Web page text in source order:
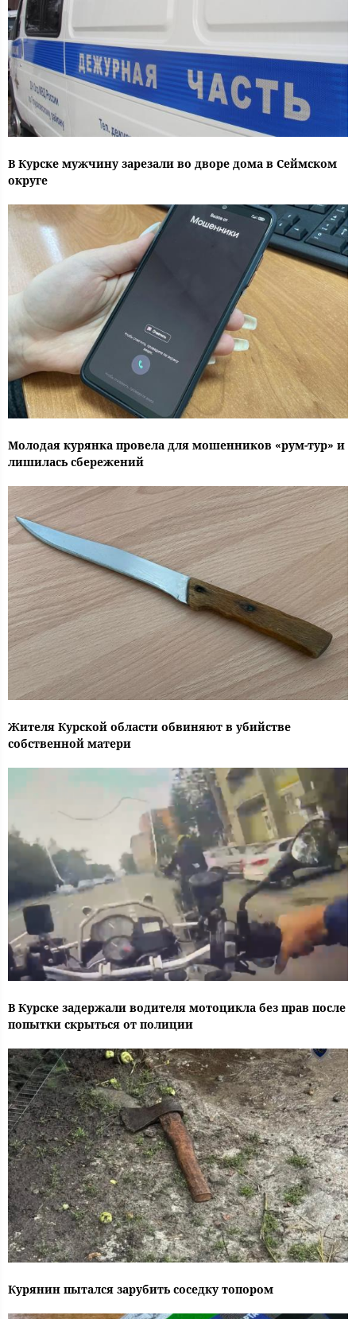
В Курске мужчину зарезали во дворе дома в Сеймском
округе
Молодая курянка провела для мошенников «рум-тур» и
лишилась сбережений
Жителя Курской области обвиняют в убийстве
собственной матери
В Курске задержали водителя мотоцикла без прав после
попытки скрыться от полиции
Курянин пытался зарубить соседку топором